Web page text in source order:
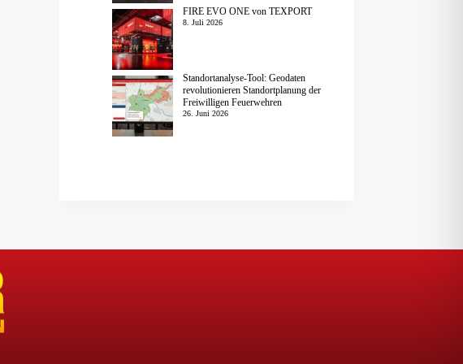
FIRE EVO ONE von TEXPORT
8. Juli 2026
Standortanalyse-Tool: Geodaten
revolutionieren Standortplanung der
Freiwilligen Feuerwehren
26. Juni 2026